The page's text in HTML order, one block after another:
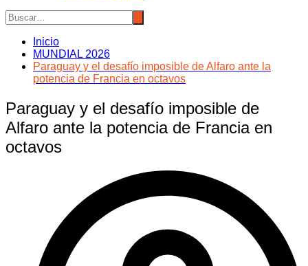
Inicio
MUNDIAL 2026
Paraguay y el desafío imposible de Alfaro ante la
potencia de Francia en octavos
Paraguay y el desafío imposible de
Alfaro ante la potencia de Francia en
octavos